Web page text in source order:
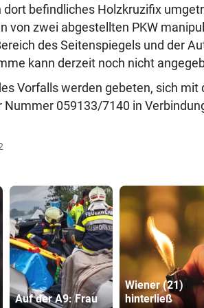
dort befindliches Holzkruzifix
von zwei abgestellten PKW
des Seitenspiegels und der
kann derzeit noch nicht
Vorfalls werden gebeten, sich mit
Nummer 059133/7140 in
Auf der A9: Frau
Wiener (21)
hinterließ